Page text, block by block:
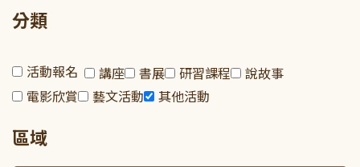
分類
活動報名 講座 書展 研習課程
說故事
電影欣賞
藝文活動 其他活動
區域